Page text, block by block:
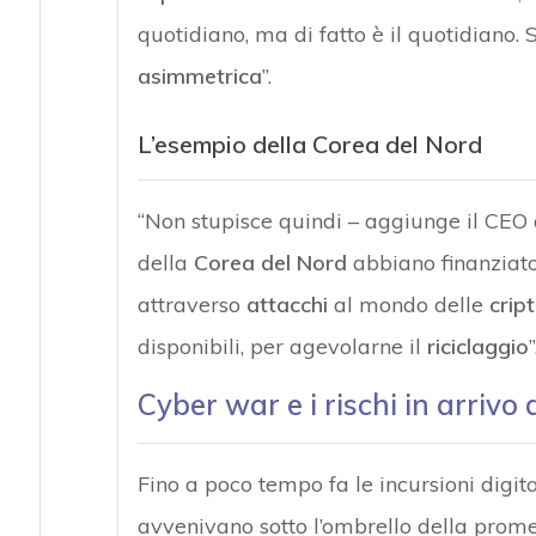
quotidiano, ma di fatto è il quotidiano.
asimmetrica”.
L’esempio della Corea del Nord
“Non stupisce quindi – aggiunge il
della Corea del Nord abbiano
attraverso attacchi al mondo delle
disponibili, per agevolarne il riciclaggio
Cyber war e i rischi in arrivo
Fino a poco tempo fa le incursioni
avvenivano sotto l’ombrello della